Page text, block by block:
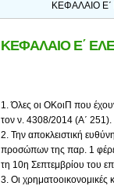
ΚΕΦΑΛΑΙΟ Ε΄
ΚΕΦΑΛΑΙΟ Ε΄
1. Όλες οι ΟΚοιΠ που
τον ν. 4308/2014 (Α΄ 251).
2. Την αποκλειστική
προσώπων της παρ. 1 φέρει
τη 10η Σεπτεμβρίου του
3. Οι